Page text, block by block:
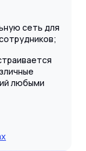
сеть для
любыми